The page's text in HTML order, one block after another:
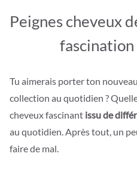
Peignes cheveux
fascination
Tu aimerais porter ton
collection au quotidien ?
cheveux fascinant issu de
au quotidien. Après tout, un
faire de mal.